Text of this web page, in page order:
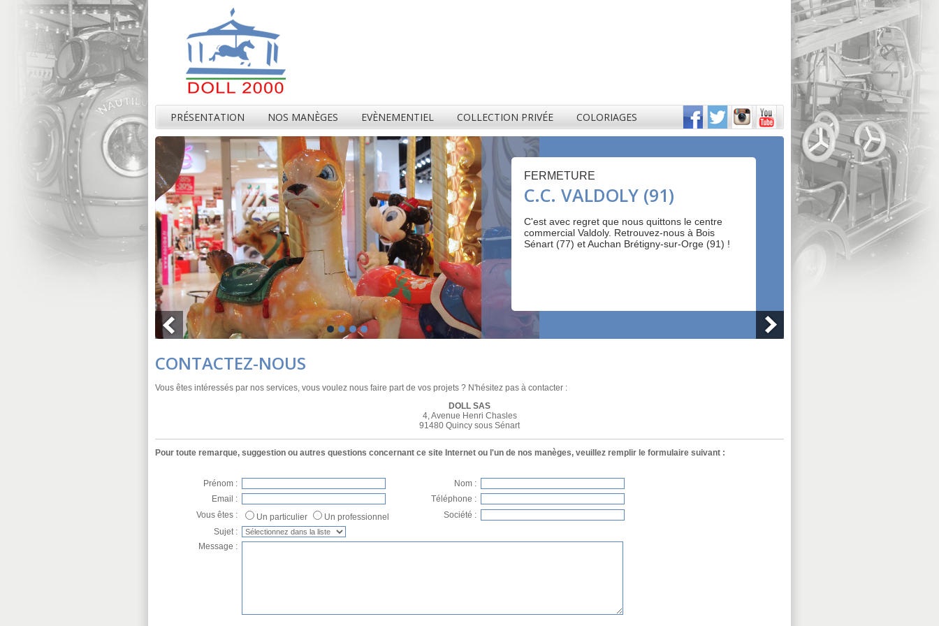
PRÉSENTATION NOS MANÈGES EVÈNEMENTIEL COLLECTION PRIVÉE COLORIAGES
FERMETURE
C.C. VALDOLY (91)
C'est avec regret que nous quittons le centre
commercial Valdoly. Retrouvez-nous à Bois
Sénart (77) et Auchan Brétigny-sur-Orge (91) !
CONTACTEZ-NOUS
Vous êtes intéressés par nos services, vous voulez nous faire part de vos projets ? N'hésitez pas à contacter :
DOLL SAS
4, Avenue Henri Chasles
91480 Quincy sous Sénart
Pour toute remarque, suggestion ou autres questions concernant ce site Internet ou l'un de nos manèges, veuillez remplir le formulaire suivant :
Prénom :
Nom :
Email :
Téléphone :
Vous êtes :
Un particulier Un professionnel
Société :
Sujet :
Message :